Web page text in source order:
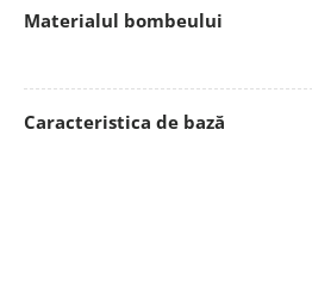
Materialul bombeului
Caracteristica de bază